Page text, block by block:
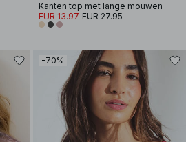
Kanten top met lange mouwen
EUR 13.97 EUR 27.95
-70%